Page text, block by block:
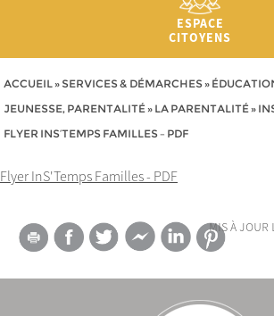
ESPACE
CITOYENS
ACCUEIL» SERVICES & DÉMARCHES»
JEUNESSE, PARENTALITÉ» LA PARENTALITÉ»
FLYER INS’TEMPS FAMILLES – PDF
Flyer InS'Temps Familles - PDF
mis à jour